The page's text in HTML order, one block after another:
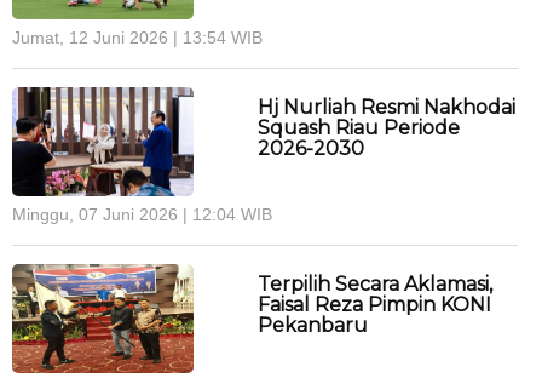
Jumat, 12 Juni 2026 | 13:54 WIB
Hj Nurliah Resmi Nakhodai
Squash Riau Periode
2026-2030
Minggu, 07 Juni 2026 | 12:04 WIB
Terpilih Secara Aklamasi,
Faisal Reza Pimpin KONI
Pekanbaru